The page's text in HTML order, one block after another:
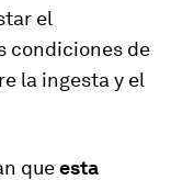
el
condiciones de
la ingesta y el
queesta